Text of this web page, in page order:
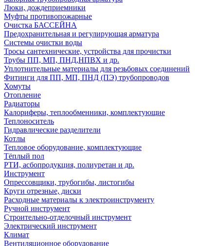
Люки, дождеприемники
Муфты противопожарные
Очистка БАССЕЙНА
Предохранительная и регулирующая арматура
Системы очистки воды
Тросы сантехнические, устройства для прочистки
Трубы ПП, МП, ПНД,НПВХ и др.
Уплотнительные материалы для резьбовых соединений
Фитинги для ПП, МП, ПНД (ПЭ) трубопроводов
Хомуты
Отопление
Радиаторы
Калориферы, теплообменники, комплектующие
Теплоноситель
Гидравлические разделители
Котлы
Тепловое оборудование, комплектующие
Тёплый пол
РТИ, асбопродукция, полиуретан и др.
Инструмент
Опрессовщики, трубогибы, листогибы
Круги отрезные, диски
Расходные материалы к электроинструменту
Ручной инструмент
Строительно-отделочный инструмент
Электрический инструмент
Климат
Вентиляционное оборудование